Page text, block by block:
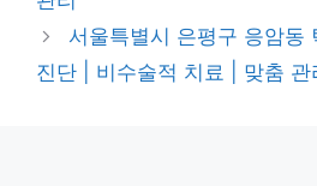
서울특별시 은평구 응암동
진단 | 비수술적 치료 | 맞춤 관